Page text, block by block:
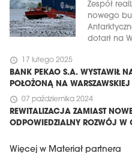
Zespół
nowego
dotarł na
schedule 17 lutego 2025
BANK PEKAO S.A. WYSTAWIŁ
POŁOŻONĄ NA WARSZAWSKIEJ
schedule 07 października 2024
REWITALIZACJA ZAMIAST
ODPOWIEDZIALNY ROZWÓJ W
Więcej w Materiał partnera